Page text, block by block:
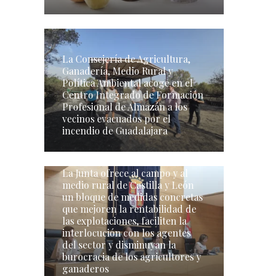
La Consejería de Agricultura,
Ganadería, Medio Rural y
Política Ambiental acoge en el
Centro Integrado de Formación
Profesional de Almazán a los
vecinos evacuados por el
incendio de Guadalajara
La Junta ofrece al campo y al
medio rural de Castilla y León
un bloque de medidas concretas
que mejoren la rentabilidad de
las explotaciones, faciliten la
interlocución con los agentes
del sector y disminuyan la
burocracia de los agricultores y
ganaderos